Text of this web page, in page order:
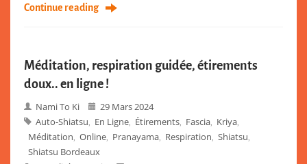
Continue reading
Méditation, respiration guidée, étirements
doux.. en ligne !
Nami To Ki
29 Mars 2024
Auto-Shiatsu
En Ligne Étirements Fascia Kriya
Méditation Online Pranayama Respiration Shiatsu
Shiatsu Bordeaux